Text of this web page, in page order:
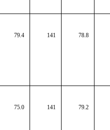
79.4 141 78.8
75.0 141 79.2